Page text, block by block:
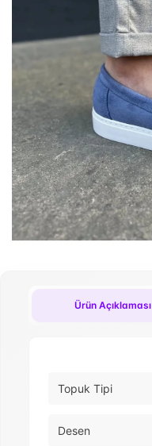
Ürün Açıklaması
Topuk Tipi
Desen